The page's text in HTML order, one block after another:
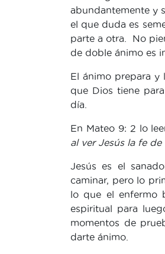
abundantemente y
el que duda es
parte a otra. No
de doble ánimo es
El ánimo prepara y
que Dios tiene
día.
En Mateo 9: 2 lo
al ver Jesús la fe
Jesús es el
caminar, pero lo
lo que el enfermo
espiritual para
momentos de
darte ánimo.